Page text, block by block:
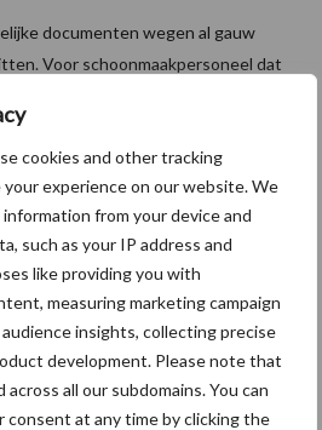
cookies and other tracking
experience on our website. We
from your device and
such as your IP address and
like providing you with
measuring marketing campaign
insights, collecting precise
development. Please note that
all our subdomains. You can
consent at any time by clicking the
documenten wegen al gauw
Voor schoonmaakpersoneel dat
de oplossing is de ...
VIDEO:
‘Een ode
aan de
schoon
maker’
Filmmakers